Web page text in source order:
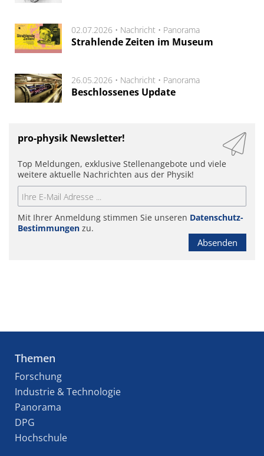
02.07.2026 • Nachricht • Panorama
Strahlende Zeiten im Museum
26.05.2026 • Nachricht • Panorama
Beschlossenes Update
pro-physik Newsletter!
Top Meldungen, exklusive Stellenangebote und viele
weitere aktuelle Nachrichten aus der Physik!
Mit Ihrer Anmeldung stimmen Sie unseren Datenschutz-
Bestimmungen zu.
Absenden
Themen
Forschung
Industrie & Technologie
Panorama
DPG
Hochschule